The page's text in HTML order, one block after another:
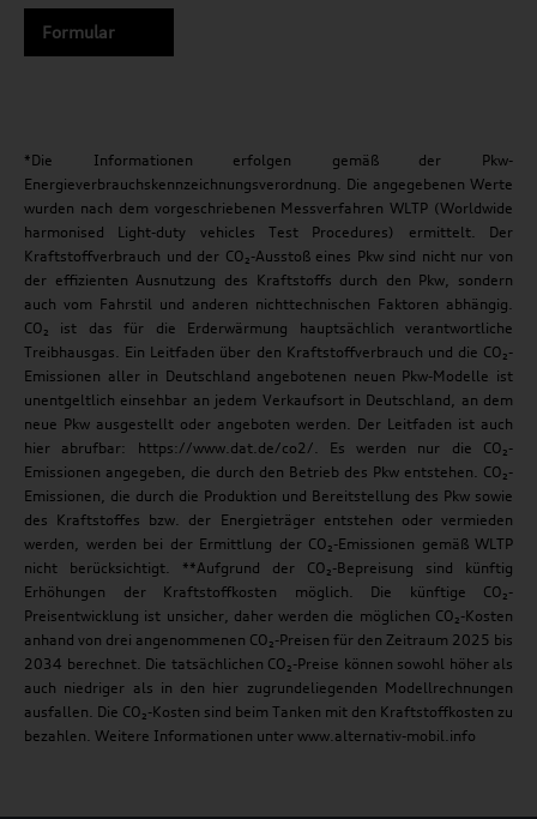
Formular
*Die Informationen erfolgen gemäß der Pkw-
Energieverbrauchskennzeichnungsverordnung. Die angegebenen Werte
wurden nach dem vorgeschriebenen Messverfahren WLTP (Worldwide
harmonised Light-duty vehicles Test Procedures) ermittelt. Der
Kraftstoffverbrauch und der CO₂-Ausstoß eines Pkw sind nicht nur von
der effizienten Ausnutzung des Kraftstoffs durch den Pkw, sondern
auch vom Fahrstil und anderen nichttechnischen Faktoren abhängig.
CO₂ ist das für die Erderwärmung hauptsächlich verantwortliche
Treibhausgas. Ein Leitfaden über den Kraftstoffverbrauch und die CO₂-
Emissionen aller in Deutschland angebotenen neuen Pkw-Modelle ist
unentgeltlich einsehbar an jedem Verkaufsort in Deutschland, an dem
neue Pkw ausgestellt oder angeboten werden. Der Leitfaden ist auch
hier abrufbar: https://www.dat.de/co2/. Es werden nur die CO₂-
Emissionen angegeben, die durch den Betrieb des Pkw entstehen. CO₂-
Emissionen, die durch die Produktion und Bereitstellung des Pkw sowie
des Kraftstoffes bzw. der Energieträger entstehen oder vermieden
werden, werden bei der Ermittlung der CO₂-Emissionen gemäß WLTP
nicht berücksichtigt. **Aufgrund der CO₂-Bepreisung sind künftig
Erhöhungen der Kraftstoffkosten möglich. Die künftige CO₂-
Preisentwicklung ist unsicher, daher werden die möglichen CO₂-Kosten
anhand von drei angenommenen CO₂-Preisen für den Zeitraum 2025 bis
2034 berechnet. Die tatsächlichen CO₂-Preise können sowohl höher als
auch niedriger als in den hier zugrundeliegenden Modellrechnungen
ausfallen. Die CO₂-Kosten sind beim Tanken mit den Kraftstoffkosten zu
bezahlen. Weitere Informationen unter www.alternativ-mobil.info